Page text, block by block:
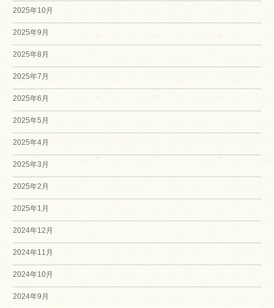
2025年10月
2025年9月
2025年8月
2025年7月
2025年6月
2025年5月
2025年4月
2025年3月
2025年2月
2025年1月
2024年12月
2024年11月
2024年10月
2024年9月